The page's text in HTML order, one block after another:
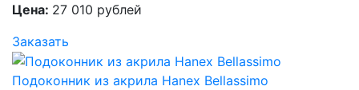
Цена: 27 010 рублей
Заказать
Подоконник из акрила Hanex Bellassimo